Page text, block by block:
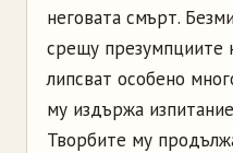
неговата смърт.
срещу презумпциите
липсват особено
му издържа
Творбите му